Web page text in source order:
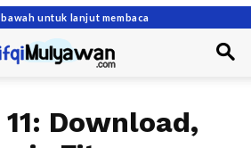
untuk lanjut membaca
Download,